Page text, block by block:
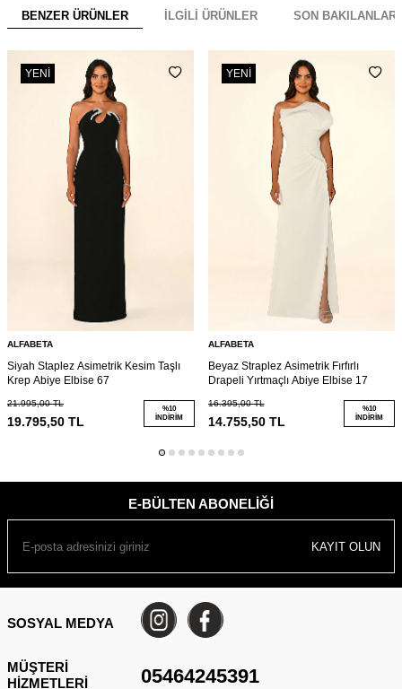
BENZER ÜRÜNLER İLGILI ÜRÜNLER SON BAKILANLAR
YENI
ALFABETA
Siyah Staplez Asimetrik Kesim Taşlı
Krep Abiye Elbise 67
21.995,00TL
19.795,50 TL
%10
İNDIRIM
YENI
ALFABETA
Beyaz Straplez Asimetrik Fırfırlı
Drapeli Yırtmaçlı Abiye Elbise 17
16.395,00TL
14.755,50TL
%10
İNDIRIM
E-BÜLTEN ABONELIĞI
KAYIT OLUN
SOSYAL MEDYA
MÜŞTERI
HIZMETLERI
05464245391